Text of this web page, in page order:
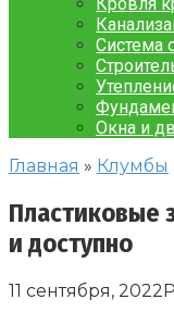
Система
Окна и
Главная » Клумбы
Пластиковые
и доступно
11 сентября, 2022